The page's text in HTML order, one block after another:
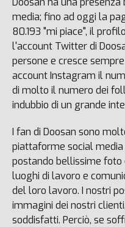
media; fino ad oggi la
80.193 "mi piace", il profilo
l'account Twitter di
persone e cresce
account Instagram il
di molto il numero dei
indubbio di un grande
I fan di Doosan sono
piattaforme social
postando bellissime
luoghi di lavoro e
del loro lavoro. I nostri
immagini dei nostri
soddisfatti. Perciò, se